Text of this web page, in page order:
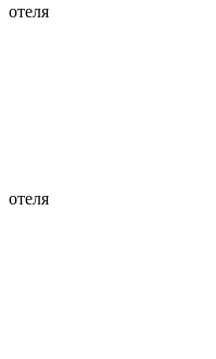
отеля
отеля